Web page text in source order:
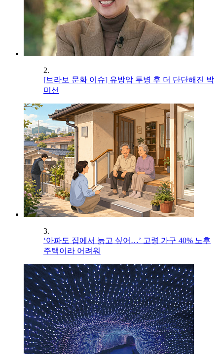
2.
[브라보 문화 이슈] 유방암 투병 후 더 단단해진 박
미선
3.
‘아파도 집에서 늙고 싶어…’ 고령 가구 40% 노후
주택이라 어려워